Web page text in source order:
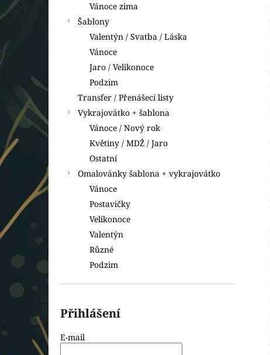
Vánoce zima
Šablony
Valentýn / Svatba / Láska
Vánoce
Jaro / Velikonoce
Podzim
Transfer / Přenášecí listy
Vykrajovátko + šablona
Vánoce / Nový rok
Květiny / MDŽ / Jaro
Ostatní
Omalovánky šablona + vykrajovátko
Vánoce
Postavičky
Velikonoce
Valentýn
Různé
Podzim
Přihlášení
E-mail